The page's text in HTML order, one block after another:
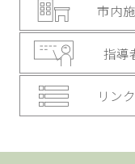
市内
指導
リン